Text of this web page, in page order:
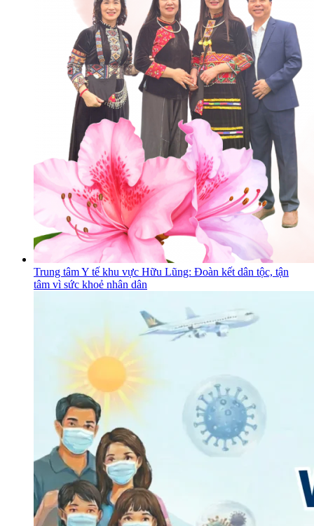
Trung tâm Y tế khu vực Hữu Lũng: Đoàn kết dân tộc, tận
tâm vì sức khoẻ nhân dân